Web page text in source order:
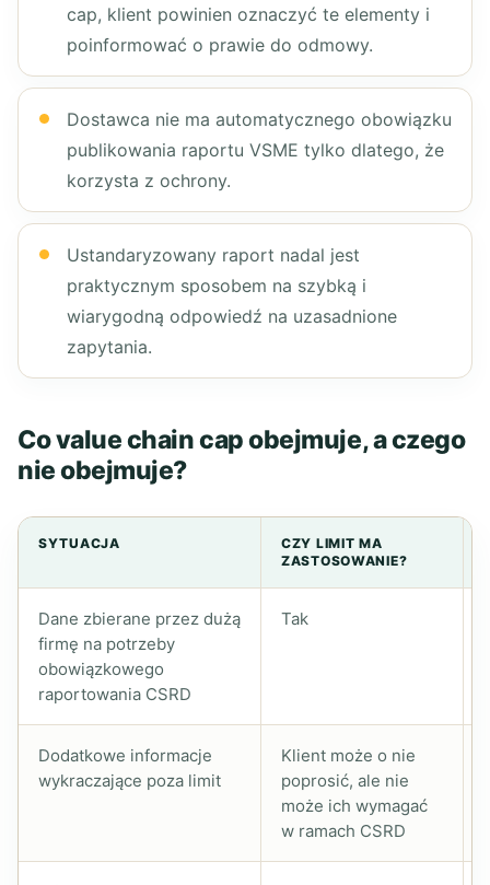
cap, klient powinien oznaczyć te elementy i
poinformować o prawie do odmowy.
Dostawca nie ma automatycznego obowiązku
publikowania raportu VSME tylko dlatego, że
korzysta z ochrony.
Ustandaryzowany raport nadal jest
praktycznym sposobem na szybką i
wiarygodną odpowiedź na uzasadnione
zapytania.
Co value chain cap obejmuje, a czego
nie obejmuje?
SYTUACJA
CZY LIMIT MA
ZASTOSOWANIE?
Dane zbierane przez dużą
firmę na potrzeby
obowiązkowego
raportowania CSRD
Tak
Dodatkowe informacje
wykraczające poza limit
Klient może o nie
poprosić, ale nie
może ich wymagać
w ramach CSRD